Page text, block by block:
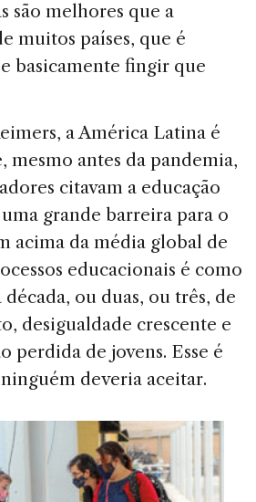
são melhores que a
muitos países, que é
basicamente fingir que
a América Latina é
mesmo antes da pandemia,
citavam a educação
grande barreira para o
acima da média global de
educacionais é como
ou duas, ou três, de
desigualdade crescente e
perdida de jovens. Esse é
deveria aceitar.